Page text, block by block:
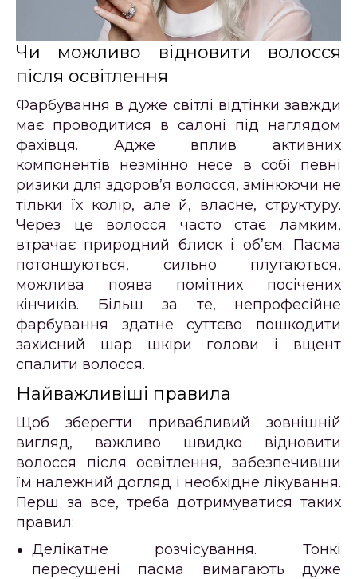
Чи можливо відновити волосся
після освітлення
Фарбування в дуже світлі відтінки завжди
має проводитися в салоні під наглядом
фахівця. Адже вплив активних
компонентів незмінно несе в собі певні
ризики для здоров’я волосся, змінюючи не
тільки їх колір, але й, власне, структуру.
Через це волосся часто стає ламким,
втрачає природний блиск і об’єм. Пасма
потоншуються, сильно плутаються,
можлива поява помітних посічених
кінчиків. Більш за те, непрофесійне
фарбування здатне суттєво пошкодити
захисний шар шкіри голови і вщент
спалити волосся.
Найважливіші правила
Щоб зберегти привабливий зовнішній
вигляд, важливо швидко відновити
волосся після освітлення, забезпечивши
їм належний догляд і необхідне лікування.
Перш за все, треба дотримуватися таких
правил:
Делікатне розчісування. Тонкі
пересушені пасма вимагають дуже